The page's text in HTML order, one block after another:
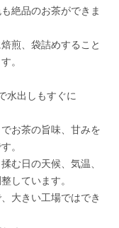
絶品のお茶ができま
煎、袋詰めすること
。
水出しもすぐに
お茶の旨味、甘みを
。
む日の天候、気温、
しています。
大きい工場ではでき